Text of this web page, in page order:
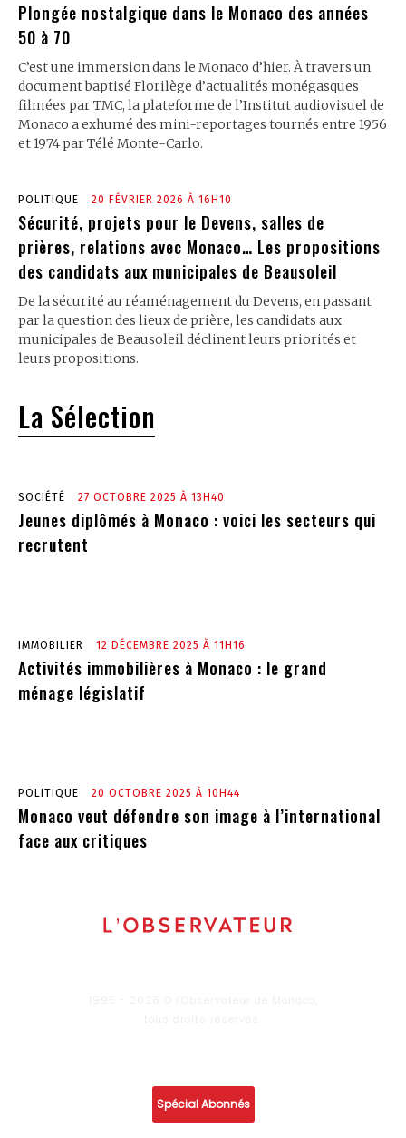
Plongée nostalgique dans le Monaco des années
50 à 70
C’est une immersion dans le Monaco d’hier. À travers un
document baptisé Florilège d’actualités monégasques
filmées par TMC, la plateforme de l’Institut audiovisuel de
Monaco a exhumé des mini-reportages tournés entre 1956
et 1974 par Télé Monte-Carlo.
POLITIQUE 20 FÉVRIER 2026 À 16H10
Sécurité, projets pour le Devens, salles de
prières, relations avec Monaco… Les propositions
des candidats aux municipales de Beausoleil
De la sécurité au réaménagement du Devens, en passant
par la question des lieux de prière, les candidats aux
municipales de Beausoleil déclinent leurs priorités et
leurs propositions.
La Sélection
SOCIÉTÉ 27 OCTOBRE 2025 À 13H40
Jeunes diplômés à Monaco : voici les secteurs qui
recrutent
IMMOBILIER 12 DÉCEMBRE 2025 À 11H16
Activités immobilières à Monaco : le grand
ménage législatif
POLITIQUE 20 OCTOBRE 2025 À 10H44
Monaco veut défendre son image à l’international
face aux critiques
Spécial Abonnés